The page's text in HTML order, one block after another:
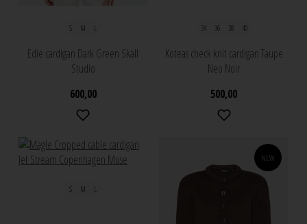
S M L
Edie cardigan Dark Green Skall
Studio
600,00
34 36 38 40
Koteas check knit cardigan Taupe
Neo Noir
500,00
S M L
NEW